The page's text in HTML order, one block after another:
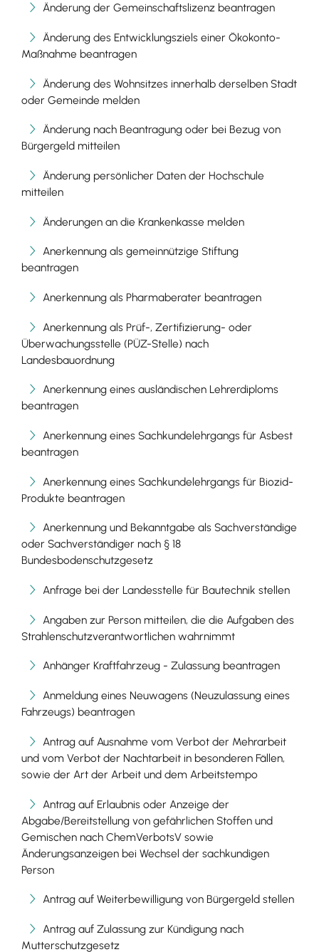
Änderung der Gemeinschaftslizenz beantragen
Änderung des Entwicklungsziels einer Ökokonto-
Maßnahme beantragen
Änderung des Wohnsitzes innerhalb derselben Stadt
oder Gemeinde melden
Änderung nach Beantragung oder bei Bezug von
Bürgergeld mitteilen
Änderung persönlicher Daten der Hochschule
mitteilen
Änderungen an die Krankenkasse melden
Anerkennung als gemeinnützige Stiftung
beantragen
Anerkennung als Pharmaberater beantragen
Anerkennung als Prüf-, Zertifizierung- oder
Überwachungsstelle (PÜZ-Stelle) nach
Landesbauordnung
Anerkennung eines ausländischen Lehrerdiploms
beantragen
Anerkennung eines Sachkundelehrgangs für Asbest
beantragen
Anerkennung eines Sachkundelehrgangs für Biozid-
Produkte beantragen
Anerkennung und Bekanntgabe als Sachverständige
oder Sachverständiger nach § 18
Bundesbodenschutzgesetz
Anfrage bei der Landesstelle für Bautechnik stellen
Angaben zur Person mitteilen, die die Aufgaben des
Strahlenschutzverantwortlichen wahrnimmt
Anhänger Kraftfahrzeug - Zulassung beantragen
Anmeldung eines Neuwagens (Neuzulassung eines
Fahrzeugs) beantragen
Antrag auf Ausnahme vom Verbot der Mehrarbeit
und vom Verbot der Nachtarbeit in besonderen Fällen,
sowie der Art der Arbeit und dem Arbeitstempo
Antrag auf Erlaubnis oder Anzeige der
Abgabe/Bereitstellung von gefährlichen Stoffen und
Gemischen nach ChemVerbotsV sowie
Änderungsanzeigen bei Wechsel der sachkundigen
Person
Antrag auf Weiterbewilligung von Bürgergeld stellen
Antrag auf Zulassung zur Kündigung nach
Mutterschutzgesetz